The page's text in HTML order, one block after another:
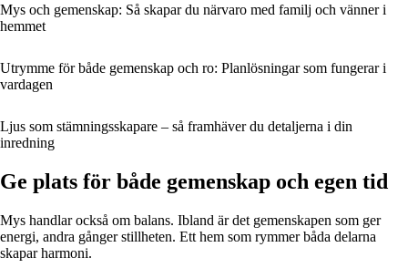
Mys och gemenskap: Så skapar du närvaro med familj och vänner i
hemmet
Utrymme för både gemenskap och ro: Planlösningar som fungerar i
vardagen
Ljus som stämningsskapare – så framhäver du detaljerna i din
inredning
Ge plats för både gemenskap och egen tid
Mys handlar också om balans. Ibland är det gemenskapen som ger
energi, andra gånger stillheten. Ett hem som rymmer båda delarna
skapar harmoni.